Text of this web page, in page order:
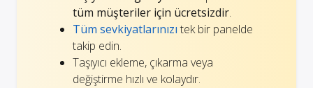
tüm müşteriler için ücretsizdir.
Tüm sevkiyatlarınızı tek bir panelde
takip edin.
Taşıyıcı ekleme, çıkarma veya
değiştirme hızlı ve kolaydır.